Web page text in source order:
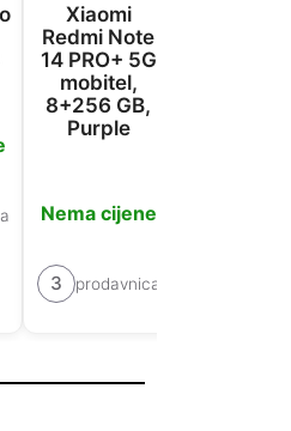
Xiaomi
Redmi Note
14 PRO+ 5G
mobitel,
8+256 GB,
Purple
Nema cijene
3 prodavnica